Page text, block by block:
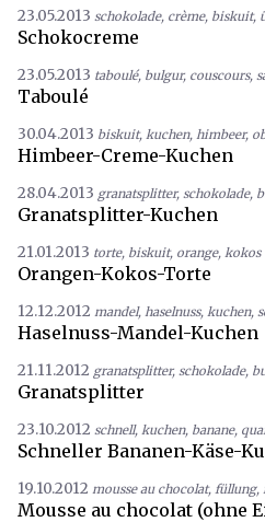
23.05.2013 schokolade, crème, biskuit,
Schokocreme
23.05.2013 taboulé, bulgur, couscours,
Taboulé
30.04.2013 biskuit, kuchen, himbeer,
Himbeer-Creme-Kuchen
28.04.2013 granatsplitter, schokolade,
Granatsplitter-Kuchen
21.01.2013 torte, biskuit, orange, kokos
Orangen-Kokos-Torte
12.12.2012 mandel, haselnuss, kuchen,
Haselnuss-Mandel-Kuchen
21.11.2012 granatsplitter, schokolade,
Granatsplitter
23.10.2012 schnell, kuchen, banane,
Schneller Bananen-Käse-
19.10.2012 mousse au chocolat, füllung,
Mousse au chocolat (ohne